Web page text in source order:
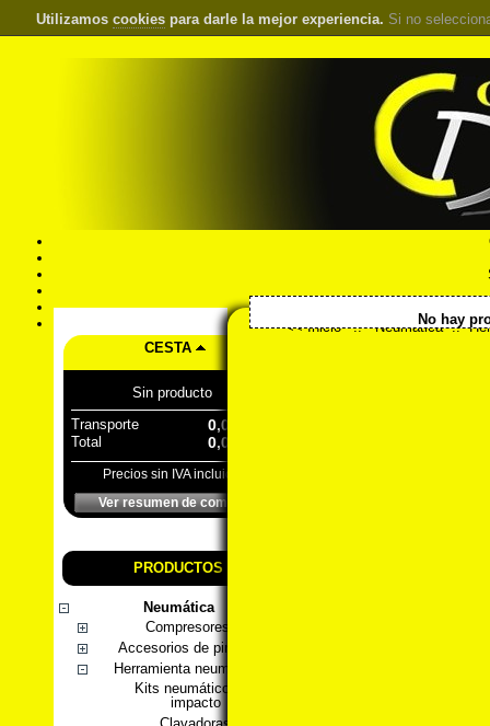
Utilizamos cookies para darle la mejor experiencia. Si no
CESTA
Sin producto
Transporte
0,00 €
Total 0,00 €
Precios sin IVA incluido
Ver resumen de compra
PRODUCTOS
Neumática
Compresores
Accesorios de pintura
Herramienta neumática
Kits neumáticos de
impacto
<< Inicio :: Neumática ::
No hay